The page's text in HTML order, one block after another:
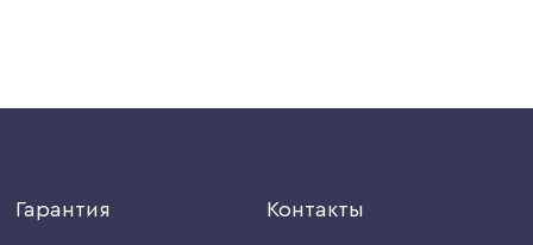
Гарантия Контакты